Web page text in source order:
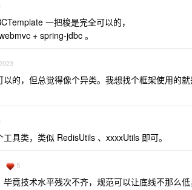
一把梭是完全可以的，
+ spring-jdbc 。
以的，但总觉得像个异类。我想找个框架使用的
具类，类似 RedisUtils 、xxxxUtils 即可。
5
竟技术水平残次不齐，规范可以让底线不那么低